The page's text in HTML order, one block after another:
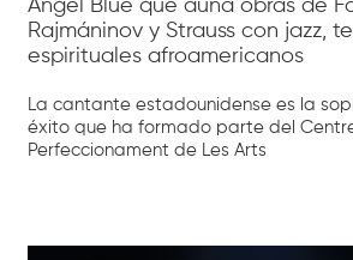
Angel Blue que aúna obras de
Rajmáninov y Strauss con jazz,
espirituales afroamericanos
La cantante estadounidense es la
éxito que ha formado parte del
Perfeccionament de Les Arts